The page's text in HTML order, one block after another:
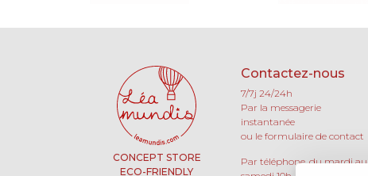
CONCEPT STORE
ECO-FRIENDLY
Contactez-nous
7/7j 24/24h
Par la messagerie
instantanée
ou le formulaire de contact
Par téléphone, du mardi au